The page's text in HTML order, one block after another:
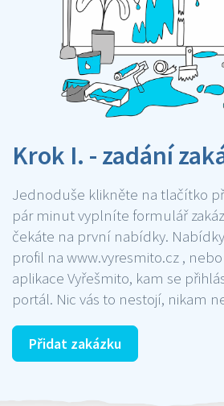
Krok I. - zadání
Jednoduše klikněte na tlačítko
pár minut vyplníte formulář
čekáte na první nabídky.
profil na www.vyresmito.cz ,
aplikace Vyřešmito, kam se
portál. Nic vás to nestojí, nikam
Přidat zakázku